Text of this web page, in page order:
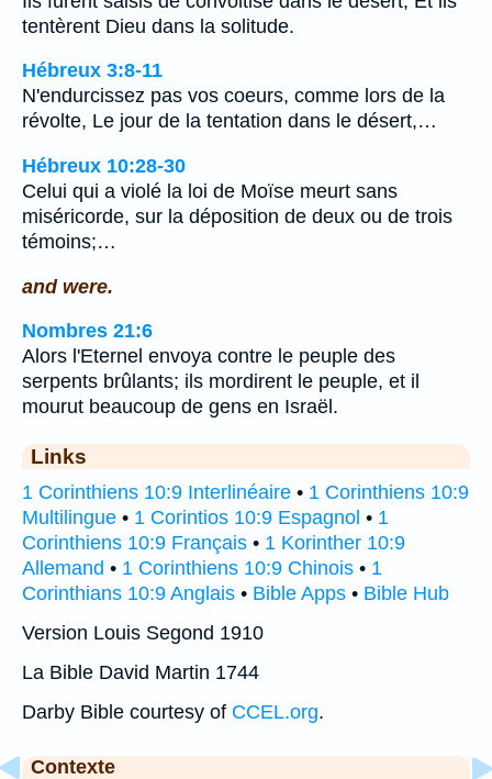
tentèrent Dieu dans la solitude.
Hébreux 3:8-11
N'endurcissez pas vos coeurs, comme lors de la
révolte, Le jour de la tentation dans le désert,…
Hébreux 10:28-30
Celui qui a violé la loi de Moïse meurt sans
miséricorde, sur la déposition de deux ou de trois
témoins;…
and were.
Nombres 21:6
Alors l'Eternel envoya contre le peuple des
serpents brûlants; ils mordirent le peuple, et il
mourut beaucoup de gens en Israël.
Links
1 Corinthiens 10:9 Interlinéaire • 1 Corinthiens 10:9
Multilingue • 1 Corintios 10:9 Espagnol • 1
Corinthiens 10:9 Français • 1 Korinther 10:9
Allemand • 1 Corinthiens 10:9 Chinois • 1
Corinthians 10:9 Anglais • Bible Apps • Bible Hub
Version Louis Segond 1910
La Bible David Martin 1744
Darby Bible courtesy of CCEL.org.
Contexte